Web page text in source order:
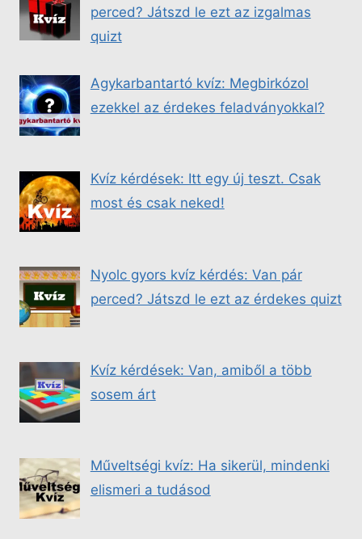
perced? Játszd le ezt az izgalmas
quizt
Agykarbantartó kvíz: Megbirkózol
ezekkel az érdekes feladványokkal?
Kvíz kérdések: Itt egy új teszt. Csak
most és csak neked!
Nyolc gyors kvíz kérdés: Van pár
perced? Játszd le ezt az érdekes quizt
Kvíz kérdések: Van, amiből a több
sosem árt
Műveltségi kvíz: Ha sikerül, mindenki
elismeri a tudásod